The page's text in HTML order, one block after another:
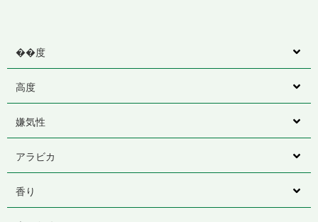
��度
高度
嫌気性
アラビカ
香り